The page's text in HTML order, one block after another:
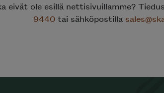
eivät ole esillä nettisivuillamme?
9440 tai sähköpostilla